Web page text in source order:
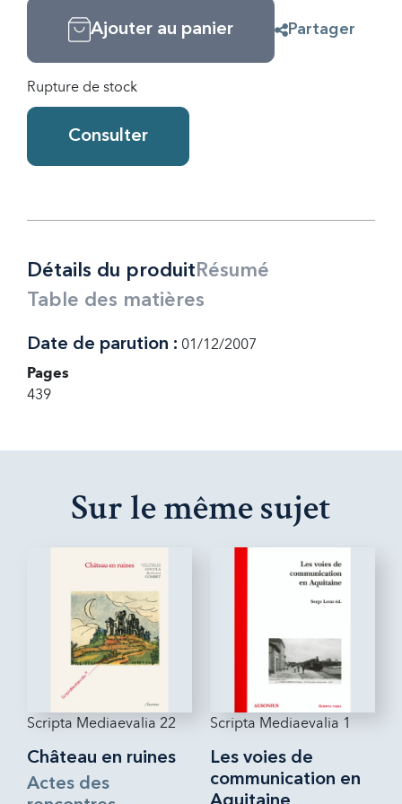
Ajouter au panier Partager
Rupture de stock
Consulter
Détails du produit Résumé
Table des matières
Date de parution : 01/12/2007
Pages
439
Sur le même sujet
Scripta Mediaevalia 22
Château en ruines
Actes des
Scripta Mediaevalia 1
Les voies de
communication en